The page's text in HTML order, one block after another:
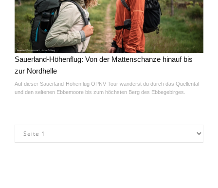
Sauerland-Höhenflug: Von der Mattenschanze hinauf bis
zur Nordhelle
Auf dieser Sauerland-Höhenflug ÖPNV-Tour wanderst du durch das Quellental
und den seltenen Ebbemoore bis zum höchsten Berg des Ebbegebirges.